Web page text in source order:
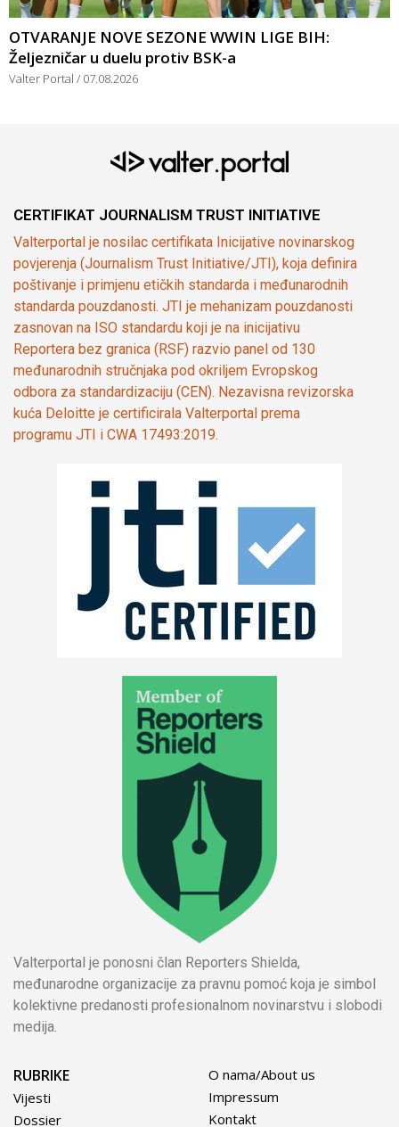
OTVARANJE NOVE SEZONE WWIN LIGE BIH:
Željezničar u duelu protiv BSK-a
Valter Portal 07.08.2026
CERTIFIKAT JOURNALISM TRUST INITIATIVE
Valterportal je nosilac certifikata Inicijative novinarskog
povjerenja (Journalism Trust Initiative/JTI), koja definira
poštivanje i primjenu etičkih standarda i međunarodnih
standarda pouzdanosti. JTI je mehanizam pouzdanosti
zasnovan na ISO standardu koji je na inicijativu
Reportera bez granica (RSF) razvio panel od 130
međunarodnih stručnjaka pod okriljem Evropskog
odbora za standardizaciju (CEN). Nezavisna revizorska
kuća Deloitte je certificirala Valterportal prema
programu JTI i CWA 17493:2019.
Valterportal je ponosni član Reporters Shielda,
međunarodne organizacije za pravnu pomoć koja je simbol
kolektivne predanosti profesionalnom novinarstvu i slobodi
medija.
RUBRIKE
Vijesti
Dossier
O nama/About us
Impressum
Kontakt